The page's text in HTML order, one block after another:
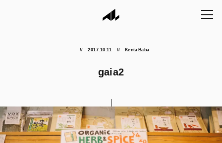
2017.10.11 Kenta Baba
gaia2